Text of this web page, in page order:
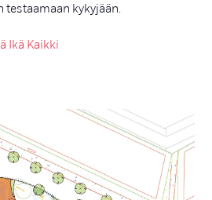
kykyjään.
Ikä Kaikki